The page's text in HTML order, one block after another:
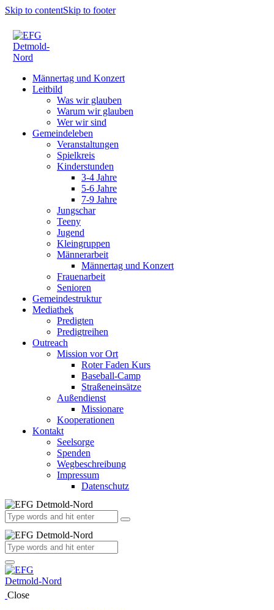
Skip to contentSkip to footer
Männertag und Konzert
Leitbild
Was wir glauben
Warum wir glauben
Wer wir sind
Gemeindeleben
Veranstaltungen
Spielkreis
Kinderstunden
3-4 Jahre
5-6 Jahre
7-9 Jahre
Jungschar
Teeny
Jugend
Kleingruppen
Männerarbeit
Männertag und Konzert
Frauenarbeit
Senioren
Gemeindestruktur
Mediathek
Predigten
Predigtreihen
Outreach
Mission vor Ort
Roter Faden Kurs
Baseball-Camp
Straßeneinsätze
Außendienst
Missionare
Kooperationen
Kontakt
Seelsorge
Spenden
Wegbeschreibung
Impressum
Datenschutz
Close